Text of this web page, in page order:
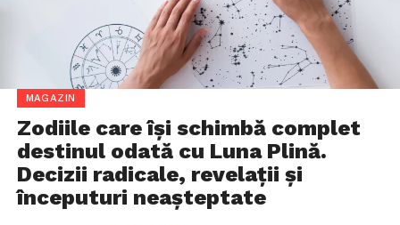
MAGAZIN
Zodiile care își schimbă complet
destinul odată cu Luna Plină.
Decizii radicale, revelații și
începuturi neașteptate